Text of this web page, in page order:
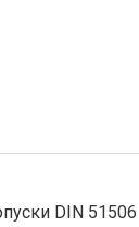
DIN 51506